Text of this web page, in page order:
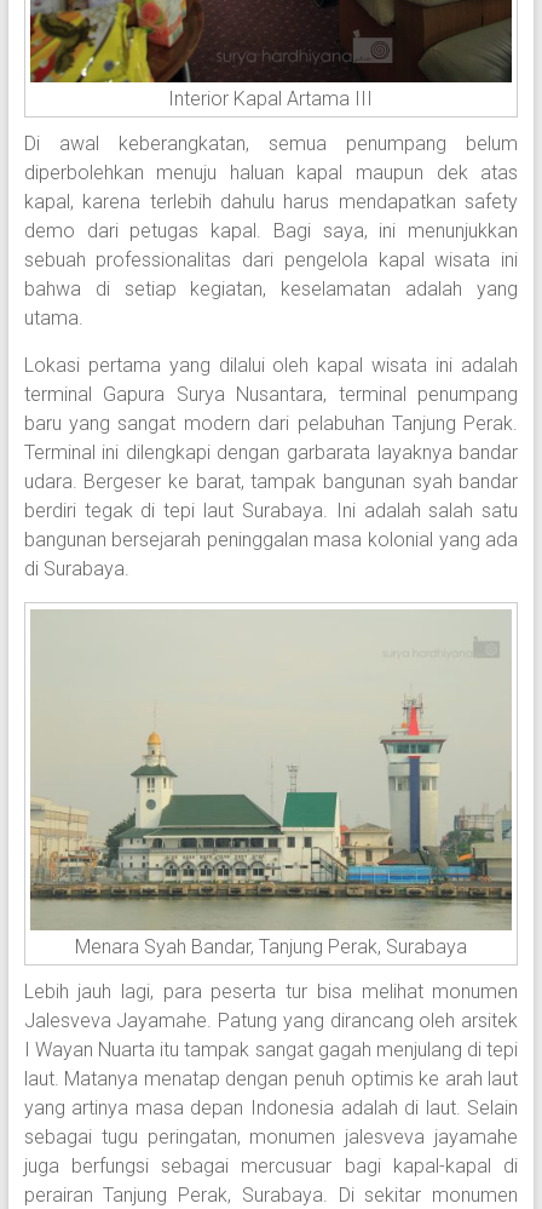
Interior Kapal Artama III
Di awal keberangkatan, semua penumpang belum
diperbolehkan menuju haluan kapal maupun dek atas
kapal, karena terlebih dahulu harus mendapatkan safety
demo dari petugas kapal. Bagi saya, ini menunjukkan
sebuah professionalitas dari pengelola kapal wisata ini
bahwa di setiap kegiatan, keselamatan adalah yang
utama.
Lokasi pertama yang dilalui oleh kapal wisata ini adalah
terminal Gapura Surya Nusantara, terminal penumpang
baru yang sangat modern dari pelabuhan Tanjung Perak.
Terminal ini dilengkapi dengan garbarata layaknya bandar
udara. Bergeser ke barat, tampak bangunan syah bandar
berdiri tegak di tepi laut Surabaya. Ini adalah salah satu
bangunan bersejarah peninggalan masa kolonial yang ada
di Surabaya.
Menara Syah Bandar, Tanjung Perak, Surabaya
Lebih jauh lagi, para peserta tur bisa melihat monumen
Jalesveva Jayamahe. Patung yang dirancang oleh arsitek
I Wayan Nuarta itu tampak sangat gagah menjulang di tepi
laut. Matanya menatap dengan penuh optimis ke arah laut
yang artinya masa depan Indonesia adalah di laut. Selain
sebagai tugu peringatan, monumen jalesveva jayamahe
juga berfungsi sebagai mercusuar bagi kapal-kapal di
perairan Tanjung Perak, Surabaya. Di sekitar monumen